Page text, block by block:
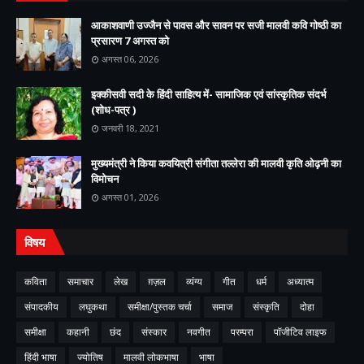
आकाशवाणी उज्जैन से पावस और सावन पर सजी मालवी कवि गोष्ठी का
प्रसारण 7 अगस्त को
अगस्त 06, 2026
इक्कीसवी सदी के हिंदी साहित्य में- सामाजिक एवं सांस्कृतिक संदर्भ
(शोध-पत्र )
जनवरी 18, 2021
मुख्यमंत्री ने किया कवयित्री संगीता तल्लेरा की मालवी कृति ओढ़नी का
विमोचन
अगस्त 01, 2026
विषय
कविता समाचार लेख ग़ज़ल व्यंग्य गीत धर्म
अध्यात्म
संपादकीय
लघुकथा समीक्षा/पुस्तक चर्चा समाज संस्कृति
दोहा
समीक्षा
कहानी छंद संस्कार नवगीत परम्परा
पॉजीटिव लाइफ
हिंदी भाषा
ज्योतिष मालवी लोकभाषा भाषा